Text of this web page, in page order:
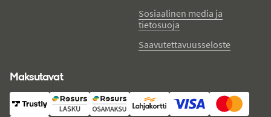
Sosiaalinen media ja
tietosuoja
Saavutettavuusseloste
Maksutavat